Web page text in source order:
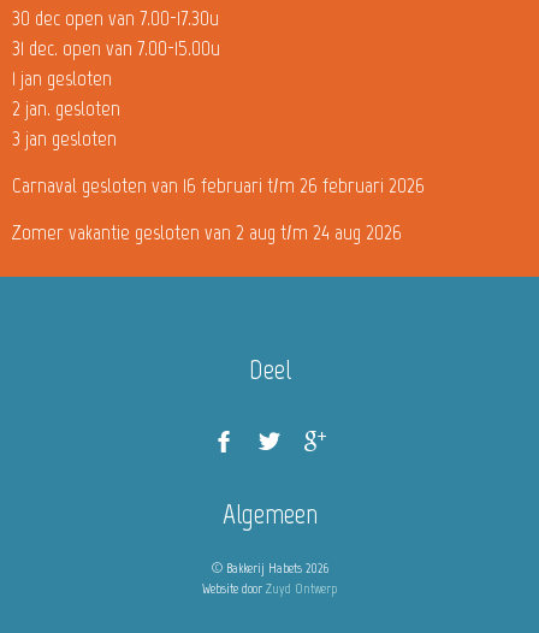
30 dec open van 7.00-17.30u
31 dec. open van 7.00-15.00u
1 jan gesloten
2 jan. gesloten
3 jan gesloten
Carnaval gesloten van 16 februari t/m 26 februari 2026
Zomer vakantie gesloten van 2 aug t/m 24 aug 2026
Deel
Algemeen
© Bakkerij Habets 2026
Website door Zuyd Ontwerp